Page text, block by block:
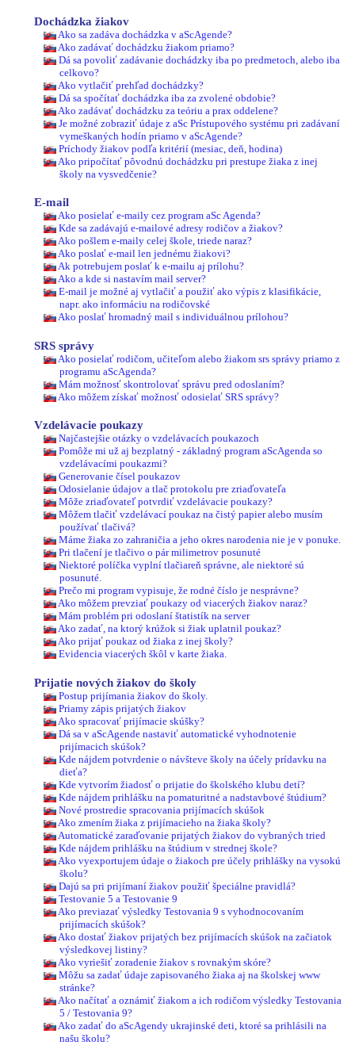
Dochádzka žiakov
Ako sa zadáva dochádzka v aScAgende?
Ako zadávať dochádzku žiakom priamo?
Dá sa povoliť zadávanie dochádzky iba po predmetoch, alebo iba
celkovo?
Ako vytlačiť prehľad dochádzky?
Dá sa spočítať dochádzka iba za zvolené obdobie?
Ako zadávať dochádzku za teóriu a prax oddelene?
Je možné zobraziť údaje z aSc Prístupového systému pri zadávaní
vymeškaných hodín priamo v aScAgende?
Príchody žiakov podľa kritérií (mesiac, deň, hodina)
Ako pripočítať pôvodnú dochádzku pri prestupe žiaka z inej
školy na vysvedčenie?
E-mail
Ako posielať e-maily cez program aSc Agenda?
Kde sa zadávajú e-mailové adresy rodičov a žiakov?
Ako pošlem e-maily celej škole, triede naraz?
Ako poslať e-mail len jednému žiakovi?
Ak potrebujem poslať k e-mailu aj prílohu?
Ako a kde si nastavím mail server?
E-mail je možné aj vytlačiť a použiť ako výpis z klasifikácie,
napr. ako informáciu na rodičovské
Ako poslať hromadný mail s individuálnou prílohou?
SRS správy
Ako posielať rodičom, učiteľom alebo žiakom srs správy priamo z
programu aScAgenda?
Mám možnosť skontrolovať správu pred odoslaním?
Ako môžem získať možnosť odosielať SRS správy?
Vzdelávacie poukazy
Najčastejšie otázky o vzdelávacích poukazoch
Pomôže mi už aj bezplatný - základný program aScAgenda so
vzdelávacími poukazmi?
Generovanie čísel poukazov
Odosielanie údajov a tlač protokolu pre zriaďovateľa
Môže zriaďovateľ potvrdiť vzdelávacie poukazy?
Môžem tlačiť vzdelávací poukaz na čistý papier alebo musím
používať tlačivá?
Máme žiaka zo zahraničia a jeho okres narodenia nie je v ponuke.
Pri tlačení je tlačivo o pár milimetrov posunuté
Niektoré políčka vyplní tlačiareň správne, ale niektoré sú
posunuté.
Prečo mi program vypisuje, že rodné číslo je nesprávne?
Ako môžem prevziať poukazy od viacerých žiakov naraz?
Mám problém pri odoslaní štatistík na server
Ako zadať, na ktorý krúžok si žiak uplatnil poukaz?
Ako prijať poukaz od žiaka z inej školy?
Evidencia viacerých škôl v karte žiaka.
Prijatie nových žiakov do školy
Postup prijímania žiakov do školy.
Priamy zápis prijatých žiakov
Ako spracovať prijímacie skúšky?
Dá sa v aScAgende nastaviť automatické vyhodnotenie
prijímacich skúšok?
Kde nájdem potvrdenie o návšteve školy na účely prídavku na
dieťa?
Kde vytvorím žiadosť o prijatie do školského klubu detí?
Kde nájdem prihlášku na pomaturitné a nadstavbové štúdium?
Nové prostredie spracovania prijímacích skúšok
Ako zmením žiaka z prijímacieho na žiaka školy?
Automatické zaraďovanie prijatých žiakov do vybraných tried
Kde nájdem prihlášku na štúdium v strednej škole?
Ako vyexportujem údaje o žiakoch pre účely prihlášky na vysokú
školu?
Dajú sa pri prijímaní žiakov použiť špeciálne pravidlá?
Testovanie 5 a Testovanie 9
Ako previazať výsledky Testovania 9 s vyhodnocovaním
prijímacích skúšok?
Ako dostať žiakov prijatých bez prijímacích skúšok na začiatok
výsledkovej listiny?
Ako vyriešiť zoradenie žiakov s rovnakým skóre?
Môžu sa zadať údaje zapisovaného žiaka aj na školskej www
stránke?
Ako načítať a oznámiť žiakom a ich rodičom výsledky Testovania
5 / Testovania 9?
Ako zadať do aScAgendy ukrajinské deti, ktoré sa prihlásili na
našu školu?